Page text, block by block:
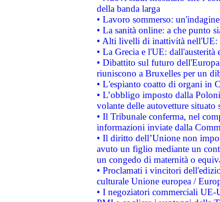
della banda larga
• Lavoro sommerso:
• La sanità online: a che punto
• Alti livelli di inattività nell'UE:
• La Grecia e l'UE: dall'austerità
• Dibattito sul futuro
riuniscono a Bruxelles per un
• L'espianto coatto di organi in
• L’obbligo imposto dalla
volante delle autovetture
• Il Tribunale conferma, nel
informazioni inviate dalla
• Il diritto dell’Unione non
avuto un figlio mediante un
un congedo di maternità o
• Proclamati i vincitori
culturale Unione europea /
• I negoziatori commerciali UE-